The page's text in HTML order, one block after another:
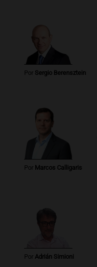
Por Sergio Berensztein
Por Marcos Calligaris
Por Adrián Simioni